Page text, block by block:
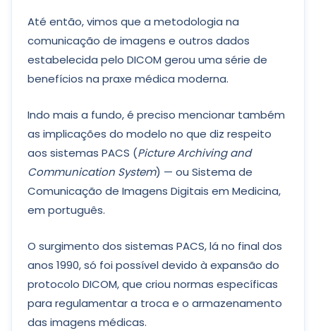
Até então, vimos que a metodologia na
comunicação de imagens e outros dados
estabelecida pelo DICOM gerou uma série de
benefícios na praxe médica moderna.
Indo mais a fundo, é preciso mencionar também
as implicações do modelo no que diz respeito
aos sistemas PACS (Picture Archiving and
Communication System) — ou Sistema de
Comunicação de Imagens Digitais em Medicina,
em português.
O surgimento dos sistemas PACS, lá no final dos
anos 1990, só foi possível devido à expansão do
protocolo DICOM, que criou normas específicas
para regulamentar a troca e o armazenamento
das imagens médicas.